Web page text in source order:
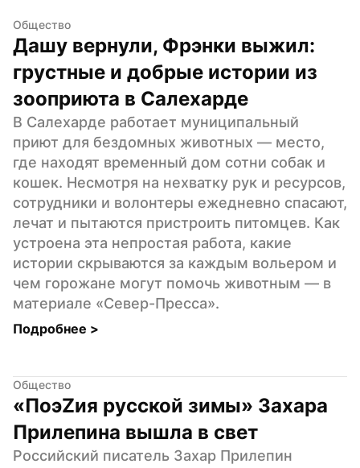
Общество
Дашу вернули, Фрэнки выжил:
грустные и добрые истории из
зооприюта в Салехарде
В Салехарде работает муниципальный
приют для бездомных животных — место,
где находят временный дом сотни собак и
кошек. Несмотря на нехватку рук и ресурсов,
сотрудники и волонтеры ежедневно спасают,
лечат и пытаются пристроить питомцев. Как
устроена эта непростая работа, какие
истории скрываются за каждым вольером и
чем горожане могут помочь животным — в
материале «Север-Пресса».
Подробнее >
Общество
«ПоэZия русской зимы» Захара
Прилепина вышла в свет
Российский писатель Захар Прилепин